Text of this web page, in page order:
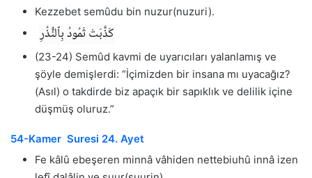
Kezzebet semûdu bin nuzur(nuzuri).
كَذَّبَتْ ثَمُودُ بِٱلنُّذُرِ
(23-24) Semûd kavmi de uyarıcıları yalanlamış ve
şöyle demişlerdi: “İçimizden bir insana mı uyacağız?
(Asıl) o takdirde biz apaçık bir sapıklık ve delilik içine
düşmüş oluruz.”
54-Kamer Suresi 24. Ayet
Fe kâlû ebeşeren minnâ vâhiden nettebiuhû innâ izen